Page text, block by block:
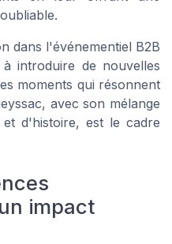
dans l'événementiel B2B
introduire de nouvelles
moments qui résonnent
avec son mélange
d'histoire, est le cadre
impact